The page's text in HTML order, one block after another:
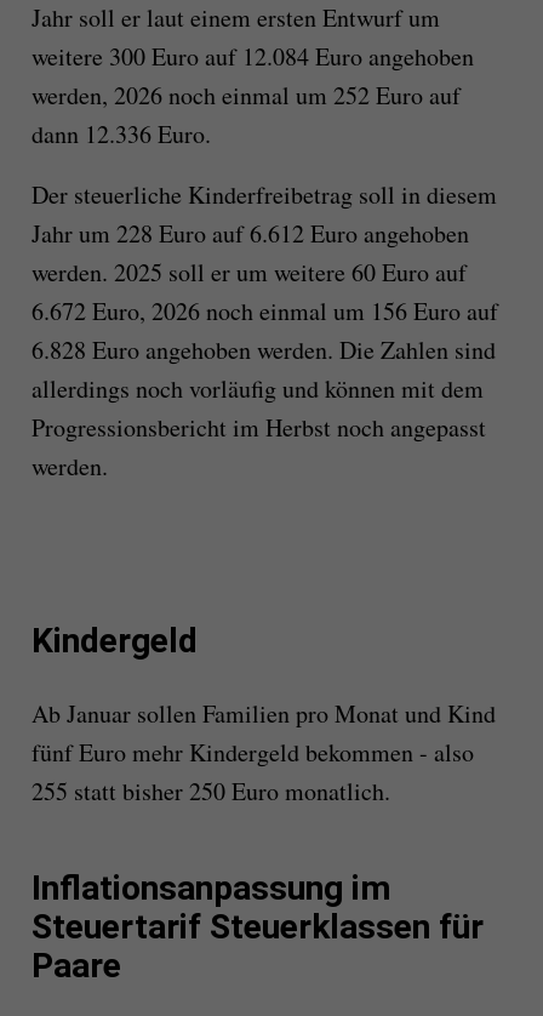
Jahr soll er laut einem ersten Entwurf um
weitere 300 Euro auf 12.084 Euro angehoben
werden, 2026 noch einmal um 252 Euro auf
dann 12.336 Euro.
Der steuerliche Kinderfreibetrag soll in diesem
Jahr um 228 Euro auf 6.612 Euro angehoben
werden. 2025 soll er um weitere 60 Euro auf
6.672 Euro, 2026 noch einmal um 156 Euro auf
6.828 Euro angehoben werden. Die Zahlen sind
allerdings noch vorläufig und können mit dem
Progressionsbericht im Herbst noch angepasst
werden.
Kindergeld
Ab Januar sollen Familien pro Monat und Kind
fünf Euro mehr Kindergeld bekommen - also
255 statt bisher 250 Euro monatlich.
Inflationsanpassung im
Steuertarif Steuerklassen für
Paare